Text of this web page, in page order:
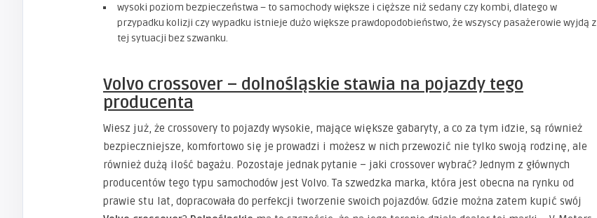
wysoki poziom bezpieczeństwa – to samochody większe i cięższe niż sedany czy kombi, dlatego w
przypadku kolizji czy wypadku istnieje dużo większe prawdopodobieństwo, że wszyscy pasażerowie wyjdą z
tej sytuacji bez szwanku.
Volvo crossover – dolnośląskie stawia na pojazdy tego
producenta
Wiesz już, że crossovery to pojazdy wysokie, mające większe gabaryty, a co za tym idzie, są również
bezpieczniejsze, komfortowo się je prowadzi i możesz w nich przewozić nie tylko swoją rodzinę, ale
również dużą ilość bagażu. Pozostaje jednak pytanie – jaki crossover wybrać? Jednym z głównych
producentów tego typu samochodów jest Volvo. Ta szwedzka marka, która jest obecna na rynku od
prawie stu lat, dopracowała do perfekcji tworzenie swoich pojazdów. Gdzie można zatem kupić swój